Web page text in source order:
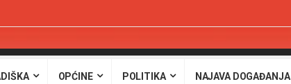
OPĆINE POLITIKA NAJAVA DOGAĐANJA